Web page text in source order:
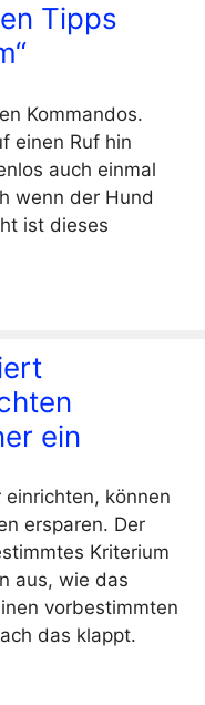
Tipps
Kommandos.
einen Ruf hin
auch einmal
wenn der Hund
ist dieses
ein
können
ersparen. Der
Kriterium
aus, wie das
vorbestimmten
das klappt.